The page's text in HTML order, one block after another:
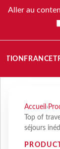
Aller au
FRANCE
Accueil ›
Top of
séjours